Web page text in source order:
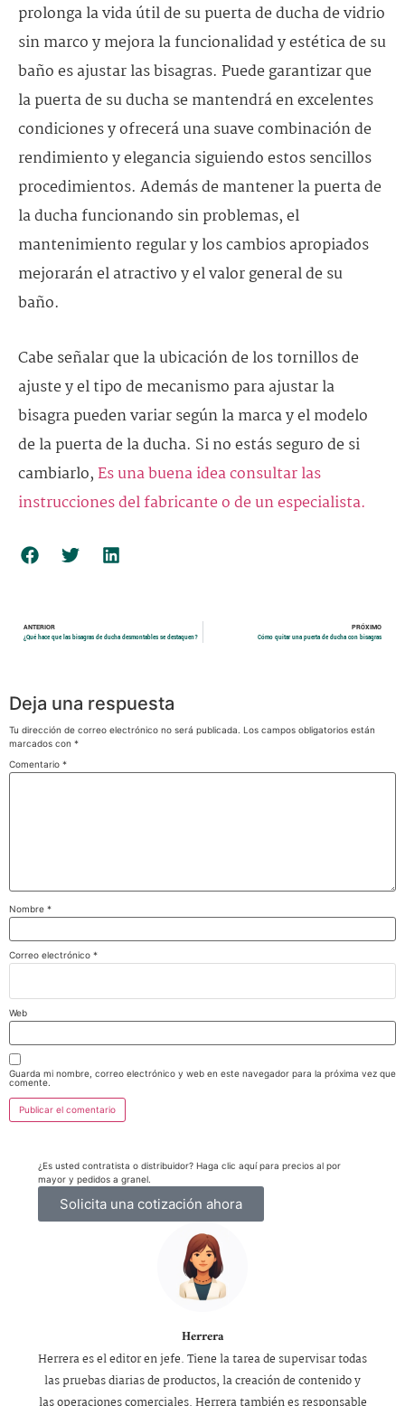
prolonga la vida útil de su puerta de ducha de vidrio
sin marco y mejora la funcionalidad y estética de su
baño es ajustar las bisagras. Puede garantizar que
la puerta de su ducha se mantendrá en excelentes
condiciones y ofrecerá una suave combinación de
rendimiento y elegancia siguiendo estos sencillos
procedimientos. Además de mantener la puerta de
la ducha funcionando sin problemas, el
mantenimiento regular y los cambios apropiados
mejorarán el atractivo y el valor general de su
baño.
Cabe señalar que la ubicación de los tornillos de
ajuste y el tipo de mecanismo para ajustar la
bisagra pueden variar según la marca y el modelo
de la puerta de la ducha. Si no estás seguro de si
cambiarlo,Es una buena idea consultar las
instrucciones del fabricante o de un especialista.
ANTERIOR
¿Qué hace que las bisagras de ducha desmontables se destaquen?
PRÓXIMO
Cómo quitar una puerta de ducha con bisagras
Deja una respuesta
Tu dirección de correo electrónico no será publicada. Los campos obligatorios están
marcados con *
Comentario *
Nombre *
Correo electrónico *
Web
Guarda mi nombre, correo electrónico y web en este navegador para la próxima vez que
comente.
¿Es usted contratista o distribuidor? Haga clic aquí para precios al por
mayor y pedidos a granel.
Solicita una cotización ahora
Herrera
Herrera es el editor en jefe. Tiene la tarea de supervisar todas
las pruebas diarias de productos, la creación de contenido y